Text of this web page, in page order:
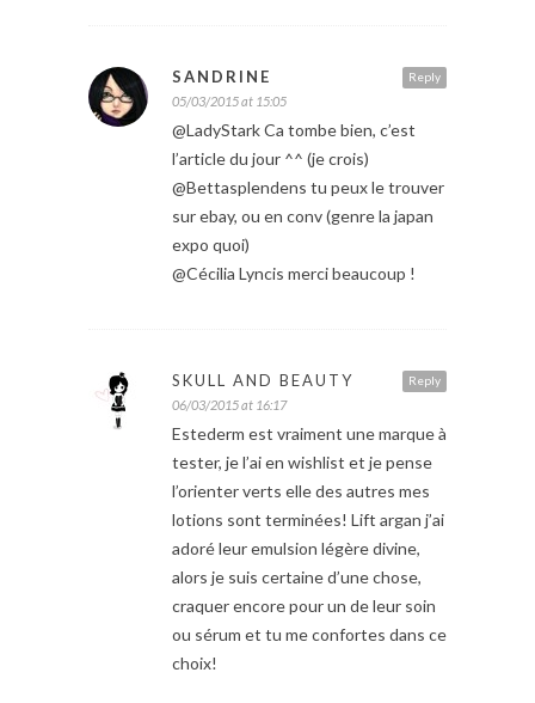
Reply
SANDRINE
05/03/2015 at 15:05
@LadyStark Ca tombe bien, c’est
l’article du jour ^^ (je crois)
@Bettasplendens tu peux le trouver
sur ebay, ou en conv (genre la japan
expo quoi)
@Cécilia Lyncis merci beaucoup !
Reply
SKULL AND BEAUTY
06/03/2015 at 16:17
Estederm est vraiment une marque à
tester, je l’ai en wishlist et je pense
l’orienter verts elle des autres mes
lotions sont terminées! Lift argan j’ai
adoré leur emulsion légère divine,
alors je suis certaine d’une chose,
craquer encore pour un de leur soin
ou sérum et tu me confortes dans ce
choix!